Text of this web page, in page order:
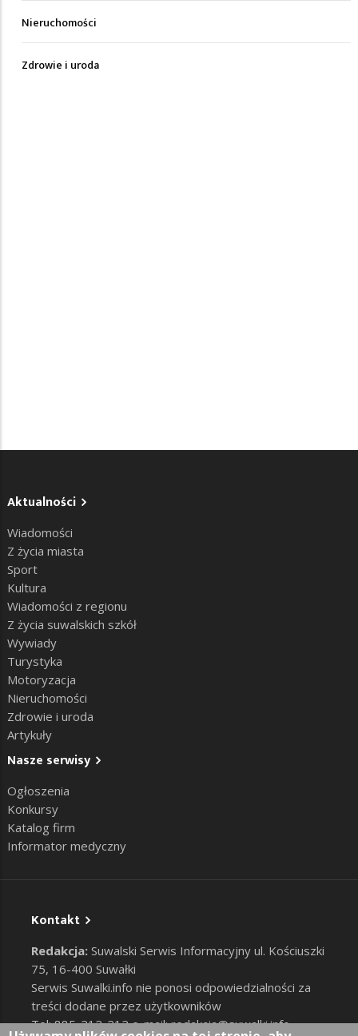
Nieruchomości
Zdrowie i uroda
Aktualności
Wiadomości
Z życia miasta
Sport
Kultura
Wiadomości z regionu
Z życia suwalskich szkół
Wywiady
Turystyka
Motoryzacja
Nieruchomości
Zdrowie i uroda
Artykuły
Nasze serwisy
Ogłoszenia
Konkursy
Katalog firm
Informator medyczny
Kontakt
Redakcja: Suwalski Serwis Informacyjny ul. Kościuszki
75, 16-400 Suwałki
Serwis Suwalki.info nie ponosi odpowiedzialności za
treści dodane przez użytkowników
Tel: 885-212-212 e-mail:redakcja@suwalki.info,